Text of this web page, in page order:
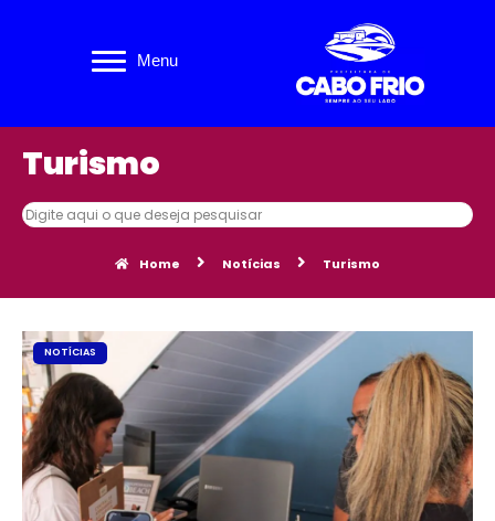
Menu
Turismo
Home Notícias Turismo
NOTÍCIAS